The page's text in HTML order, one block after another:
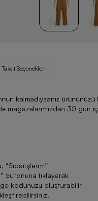
Taksit Seçenekleri
kalmadıysanız
mağazalarımızdan 30 gün
“Siparişlerim”
” butonuna tıklayarak
kodunuzu oluşturabilir